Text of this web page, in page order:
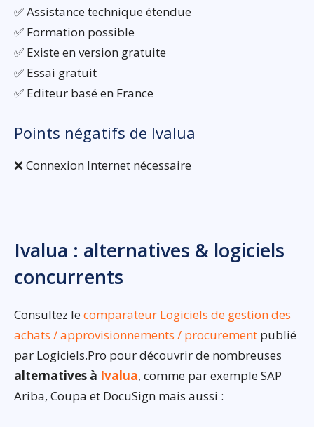
✅ Assistance technique étendue
✅ Formation possible
✅ Existe en version gratuite
✅ Essai gratuit
✅ Editeur basé en France
Points négatifs de Ivalua
❌ Connexion Internet nécessaire
Ivalua : alternatives & logiciels
concurrents
Consultez lecomparateur Logiciels de gestion des
achats / approvisionnements / procurement publié
par Logiciels.Pro pour découvrir de nombreuses
alternatives à Ivalua, comme par exemple SAP
Ariba, Coupa et DocuSign mais aussi :